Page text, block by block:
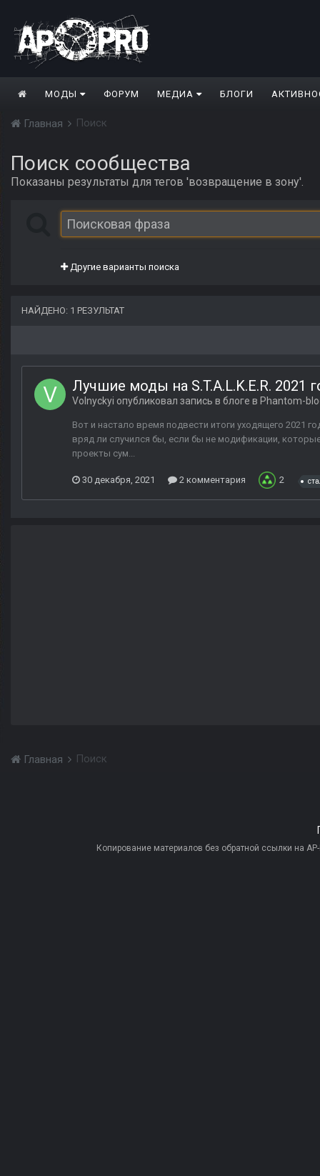
МОДЫ ФОРУМ МЕДИА БЛОГИ
Главная Поиск
Поиск сообщества
Показаны результаты для тегов 'возвращение в зону'.
Другие варианты поиска
НАЙДЕНО: 1 РЕЗУЛЬТАТ
Лучшие моды на S.T.A.L.K.E.R. 2021
Volnyckyi опубликовал запись в блоге в Phantom-
Вот и настало время подвести итоги уходящего 2021
вряд ли случился бы, если бы не модификации,
проекты сум...
30 декабря, 2021 2 комментария 2
Главная Поиск
Копирование материалов без обратной ссылки на